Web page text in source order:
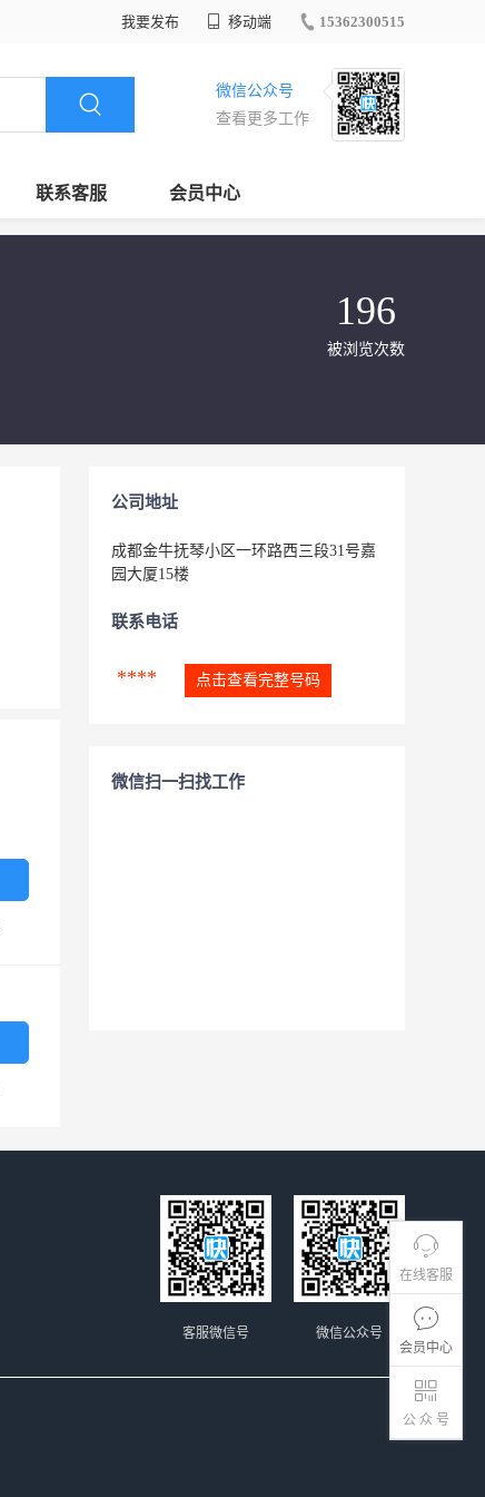
我要发布 移动端 15362300515
微信公众号
查看更多工作
联系客服 会员中心
在线客服
会员中心
公 众 号
196
被浏览次数
公司地址
成都金牛抚琴小区一环路西三段31号嘉
园大厦15楼
联系电话
**** 点击查看完整号码
微信扫一扫找工作
微信公众号
客服微信号